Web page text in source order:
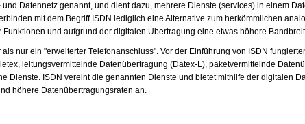
und Datennetz genannt, und dient dazu, mehrere Dienste (services) in einem
mit dem Begriff ISDN lediglich eine Alternative zum herkömmlichen
Funktionen und aufgrund der digitalen Übertragung eine etwas höhere
als nur ein "erweiterter Telefonanschluss". Vor der Einführung von ISDN
leitungsvermittelnde Datenübertragung (Datex-L), paketvermittelnde
Dienste. ISDN vereint die genannten Dienste und bietet mithilfe der digitalen
höhere Datenübertragungsraten an.